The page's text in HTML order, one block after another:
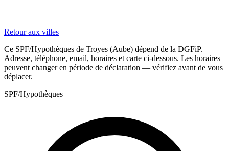
Retour aux villes
Ce SPF/Hypothèques de Troyes (Aube) dépend de la DGFiP.
Adresse, téléphone, email, horaires et carte ci-dessous. Les horaires
peuvent changer en période de déclaration — vérifiez avant de vous
déplacer.
SPF/Hypothèques